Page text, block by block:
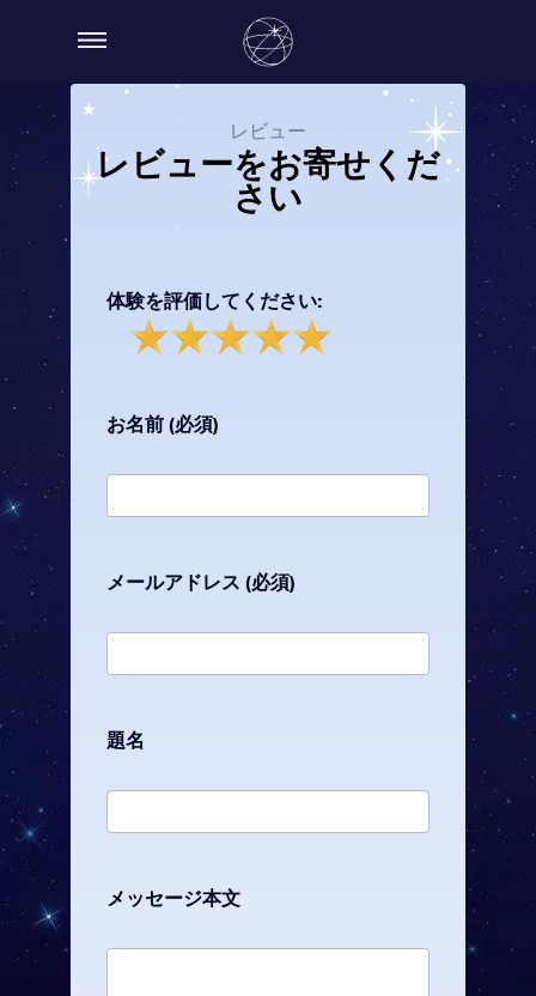
レビュー
レビューをお寄せくだ
さい
体験を評価してください:
お名前 (必須)
メールアドレス (必須)
題名
メッセージ本文